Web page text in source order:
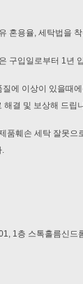
혼용율, 세탁법을
구입일로부터 1년
질에 이상이 있을때
해결 및 보상해 드립
품훼손 세탁 잘못으
.
1층 스톡홀름신드